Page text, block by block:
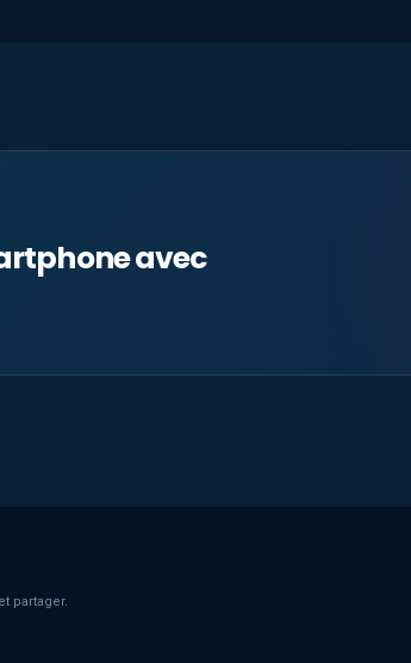
avec
partager.